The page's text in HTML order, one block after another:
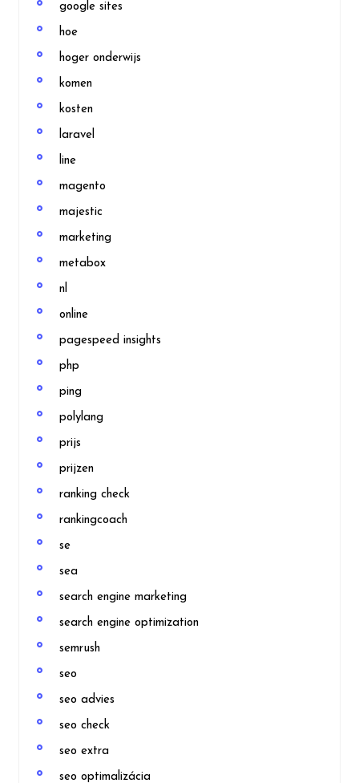
google sites
hoe
hoger onderwijs
komen
kosten
laravel
line
magento
majestic
marketing
metabox
nl
online
pagespeed insights
php
ping
polylang
prijs
prijzen
ranking check
rankingcoach
se
sea
search engine marketing
search engine optimization
semrush
seo
seo advies
seo check
seo extra
seo optimalizácia